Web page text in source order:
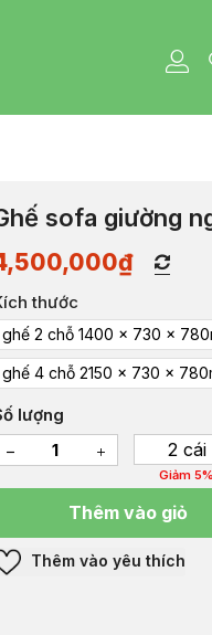
sofa giường
₫
thước
ghế 2 chỗ 1400 x 730 x
ghế 4 chỗ 2150 x 730 x
lượng
2 cái
Giảm 5%
Thêm vào giỏ
Thêm vào yêu thích